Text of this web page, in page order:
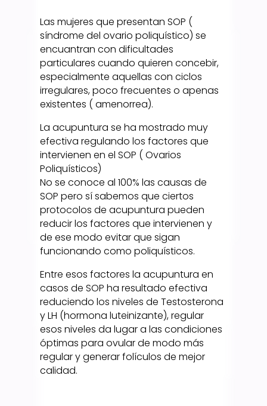
Las mujeres que presentan SOP (
síndrome del ovario poliquístico) se
encuantran con dificultades
particulares cuando quieren concebir,
especialmente aquellas con ciclos
irregulares, poco frecuentes o apenas
existentes ( amenorrea).
La acupuntura se ha mostrado muy
efectiva regulando los factores que
intervienen en el SOP ( Ovarios
Poliquísticos)
No se conoce al 100% las causas de
SOP pero sí sabemos que ciertos
protocolos de acupuntura pueden
reducir los factores que intervienen y
de ese modo evitar que sigan
funcionando como poliquísticos.
Entre esos factores la acupuntura en
casos de SOP ha resultado efectiva
reduciendo los niveles de Testosterona
y LH (hormona luteinizante), regular
esos niveles da lugar a las condiciones
óptimas para ovular de modo más
regular y generar folículos de mejor
calidad.